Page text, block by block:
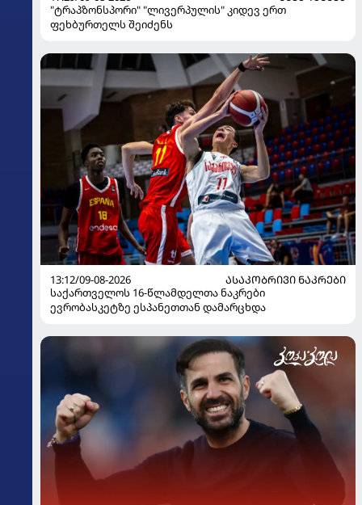
"ტრაპზონსპორი" "ლივერპულის" კიდევ ერთ
ფეხბურთელს შეიძენს
13:12/09-08-2026
ᲐᲡᲐᲙᲝᲑᲠᲘᲕᲘ ᲜᲐᲙᲠᲔᲑᲘ
საქართველოს 16-წლამდელთა ნაკრები
ევრობასკეტზე ესპანეთთან დამარცხდა